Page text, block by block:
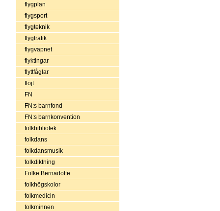
flygplan
flygsport
flygteknik
flygtrafik
flygvapnet
flyktingar
flyttfåglar
flöjt
FN
FN:s barnfond
FN:s barnkonvention
folkbibliotek
folkdans
folkdansmusik
folkdiktning
Folke Bernadotte
folkhögskolor
folkmedicin
folkminnen